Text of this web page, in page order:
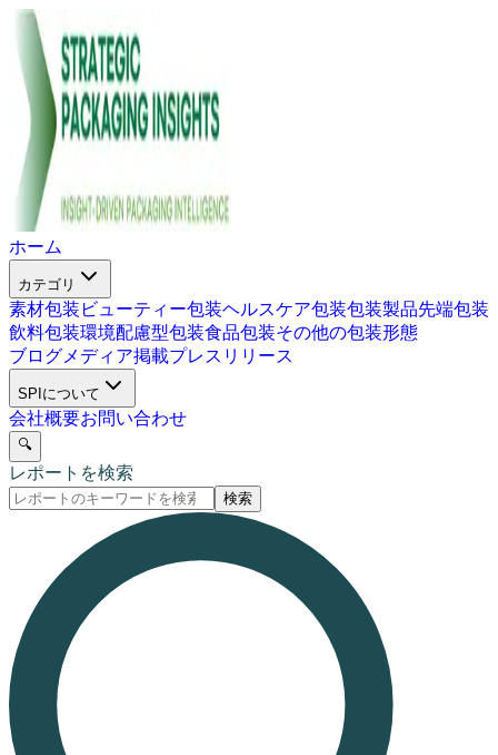
ホーム
カテゴリ
素材包装 ビューティー包装ヘルスケア包装包装製品先端包装
飲料包装環境配慮型包装食品包装その他の包装形態
ブログメディア掲載プレスリリース
SPIについて
会社概要お問い合わせ
🔍
レポートを検索
検索